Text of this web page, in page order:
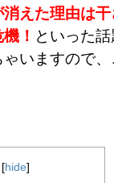
えた理由は
！ といった
いますので
[hide]